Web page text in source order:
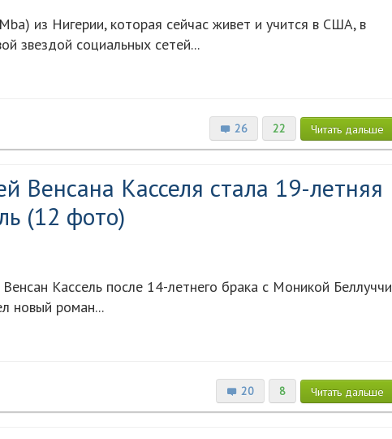
из Нигерии, которая сейчас живет и учится в США, в
звездой социальных сетей...
26 22 Читать дальше
Венсана Касселя стала 19-летняя
(12 фото)
Кассель после 14-летнего брака с Моникой Беллуччи
новый роман...
20 8 Читать дальше